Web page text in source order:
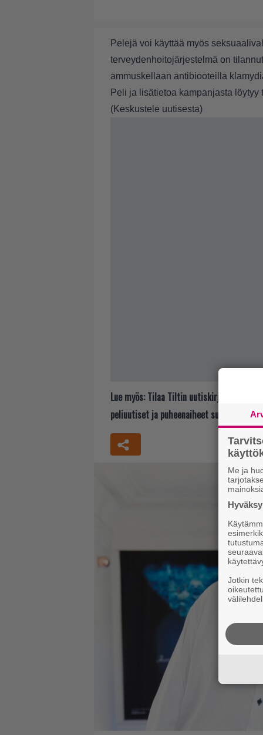
Pelejä voi käyttää myös
terveydenhoitojärjestelmä on
ammuskellaan antibiooteilla
Peli ja lisätietoa kampanjasta löytyy
(Keskustele uutisesta)
Lue myös: Tilaa Tiltin uutiskirje ja tiedät
peliuutiset ja puheenaiheet suoraan
Me ja
Jotkin